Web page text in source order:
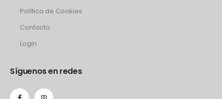
Política de Cookies
Contacto
Login
Síguenos en redes